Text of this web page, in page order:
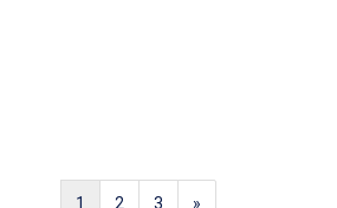
1 2 3 »